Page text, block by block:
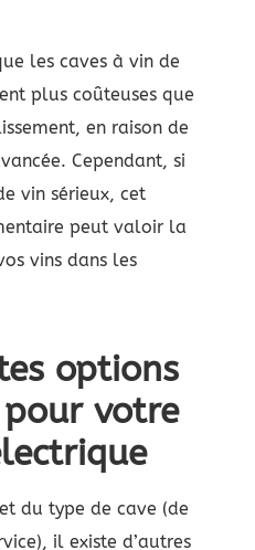
les caves à vin de
plus coûteuses que
en raison de
Cependant, si
vin sérieux, cet
peut valoir la
vins dans les
options
votre
du type de cave (de
il existe d’autres